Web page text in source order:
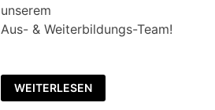
unserem
Aus- & Weiterbildungs-Team!
🗓️
SAVE
THE
WEITERLESEN